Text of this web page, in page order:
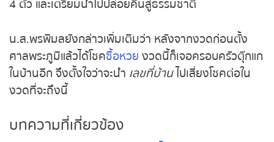
หวยหุ้นรัสเซีย
หวยหุ้นอินเดีย
หวยหุ้นดาวโจนส์
ออกมาบริเวณกำแพงหน้าห้องน้ำชั้นล่าง จึงจับเพิ่มได้
อีก 1 ตัว รวมเป็น 4 ตัว และเตรียมนำไปปล่อยคืนสู่
ธรรมชาติ
น.ส.พรพิมลยังกล่าวเพิ่มเติมว่า หลังจากงวดก่อนตั้ง
ศาลพระภูมิแล้วได้โชค
ตุ๊กแกในบ้านอีก จึงตั้งใจว่าจะนำ
ต่อในงวดที่จะถึงนี้